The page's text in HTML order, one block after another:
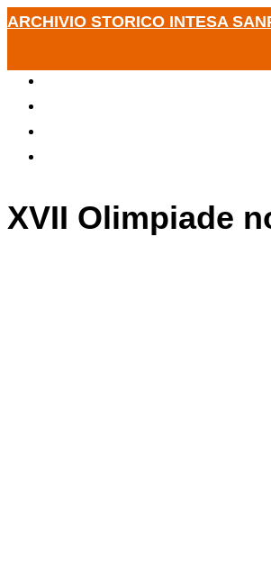
ARCHIVIO STORICO INTESA
XVII Olimpiade